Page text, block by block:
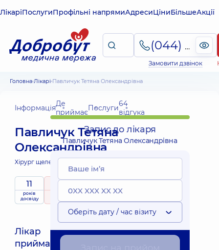
ЛікаріПослугиПрофільні напрямиАдресиЦіниБільшеАкції
(044) 495-2-888
Замовити дзвінок
Головна Лікарі Павличук Тетяна Олександрівна
ІнформаціяДе
приймаєПослуги64
відгука
Павличук Тетяна
Олександрівна
Хірург щелепно-лицевий;
11
років
досвіду
рейтингна підставі
Експерт
Лікар
приймає
Запис до лікаря
Павличук Тетяна Олександрівна
Оберіть дату / час візиту